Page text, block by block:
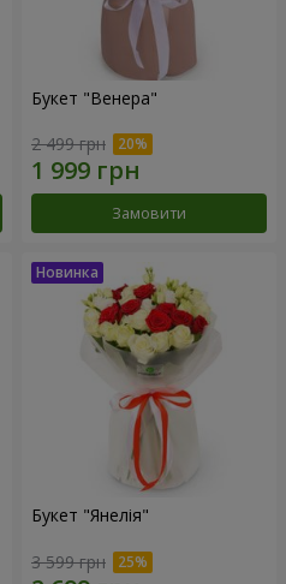
Букет "Венера"
2 499 грн
Замовити
Букет "Янелія"
3 599 грн